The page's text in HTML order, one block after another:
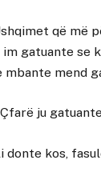
që më
im gatuante se
mbante mend
Çfarë ju
donte kos,